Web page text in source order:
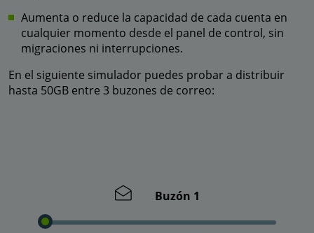
Aumenta o reduce la capacidad de cada cuenta en
cualquier momento desde el panel de control, sin
migraciones ni interrupciones.
En el siguiente simulador puedes probar a distribuir
hasta 50GB entre 3 buzones de correo:
Buzón 1